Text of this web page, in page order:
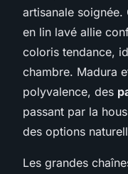
artisanale
en lin lavé allie
coloris tendance,
chambre. Madura
polyvalence, des
passant par la
des options
Les grandes